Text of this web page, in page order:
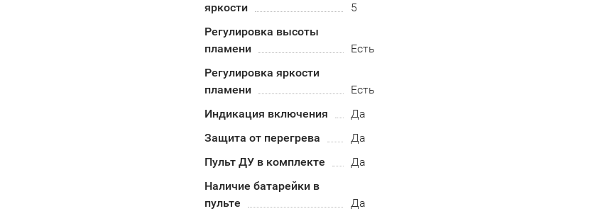
яркости
5
Регулировка высоты
пламени
Есть
Регулировка яркости
пламени
Есть
Индикация включения
Да
Защита от перегрева
Да
Пульт ДУ в комплекте
Да
Наличие батарейки в
пульте
Да